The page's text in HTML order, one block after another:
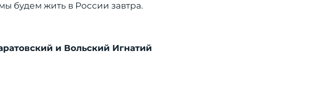
будем жить в России завтра.
и Вольский Игнатий